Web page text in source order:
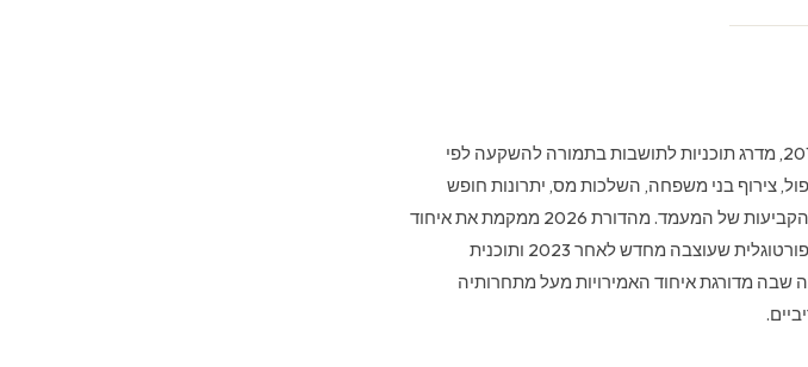
מדד התושבות הגלובלי, המתפרסם מדי שנה החל מ-2019, מדרג תוכניות לתושבות בתמורה להשקעה לפי
צירוף בני משפחה, השלכות מס, יתרונות חופש
התנועה, יציבות פוליטית וכלכלית, ואפשרות החידוש או הקביעות של המעמד. מהדורת 2026 ממקמת את איחוד
האמירויות בשלישייה הראשונה בעולם, לצד התוכנית הפורטוגלית שעוצבה מחדש לאחר 2023 ותוכנית
שבה מדורגת איחוד האמירויות מעל מתחרותיה